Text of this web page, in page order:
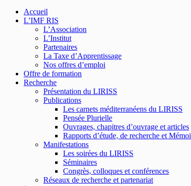
Accueil
L’IMF RIS
L’Association
L’Institut
Partenaires
La Taxe d’Apprentissage
Nos offres d’emploi
Offre de formation
Recherche
Présentation du LIRISS
Publications
Les carnets méditerranéens du LIRISS
Pensée Plurielle
Ouvrages, chapitres d’ouvrage et articles
Rapports d’étude, de recherche et
Manifestations
Les soirées du LIRISS
Séminaires
Congrès, colloques et conférences
Réseaux de recherche et partenariat